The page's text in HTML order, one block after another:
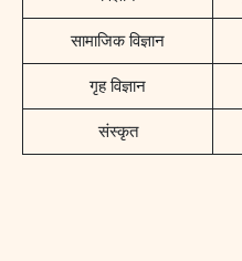
सामाजिक विज्ञान
गृह विज्ञान
संस्कृत